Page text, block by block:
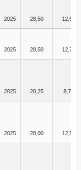
2025 28,50 12,50
2025 28,50 12,75
2025 28,25 8,75
2025 28,00 12,50